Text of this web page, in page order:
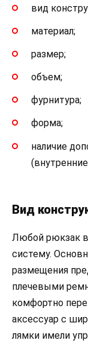
вид
материал;
размер;
объем;
фурнитура;
форма;
наличие
Вид
Любой рюкзак
систему.
размещения
плечевыми
комфортно
аксессуар с
лямки имели